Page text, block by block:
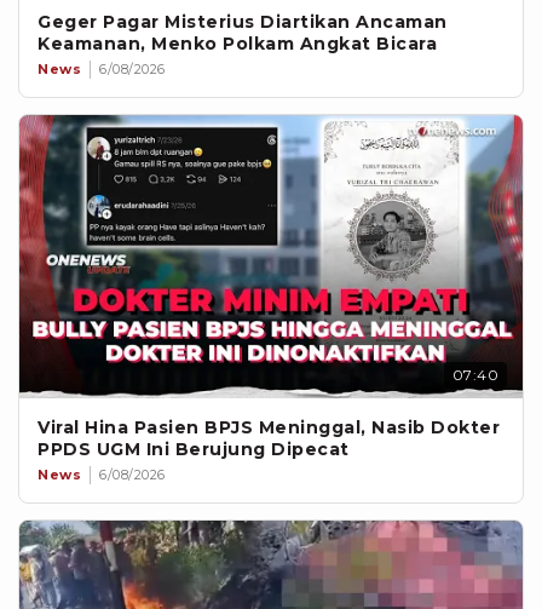
Geger Pagar Misterius Diartikan Ancaman
Keamanan, Menko Polkam Angkat Bicara
News 6/08/2026
07:40
Viral Hina Pasien BPJS Meninggal, Nasib Dokter
PPDS UGM Ini Berujung Dipecat
News 6/08/2026